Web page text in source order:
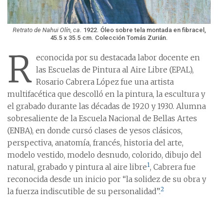
Retrato de Nahui Olín, ca. 1922. Óleo sobre tela montada en fibracel,
45.5 x 35.5 cm. Colección Tomás Zurián.
R econocida por su destacada labor docente en
las Escuelas de Pintura al Aire Libre (EPAL),
Rosario Cabrera López fue una artista
multifacética que descolló en la pintura, la escultura y
el grabado durante las décadas de 1920 y 1930. Alumna
sobresaliente de la Escuela Nacional de Bellas Artes
(ENBA), en donde cursó clases de yesos clásicos,
perspectiva, anatomía, francés, historia del arte,
modelo vestido, modelo desnudo, colorido, dibujo del
natural, grabado y pintura al aire libre1, Cabrera fue
reconocida desde un inicio por “la solidez de su obra y
la fuerza indiscutible de su personalidad”.2